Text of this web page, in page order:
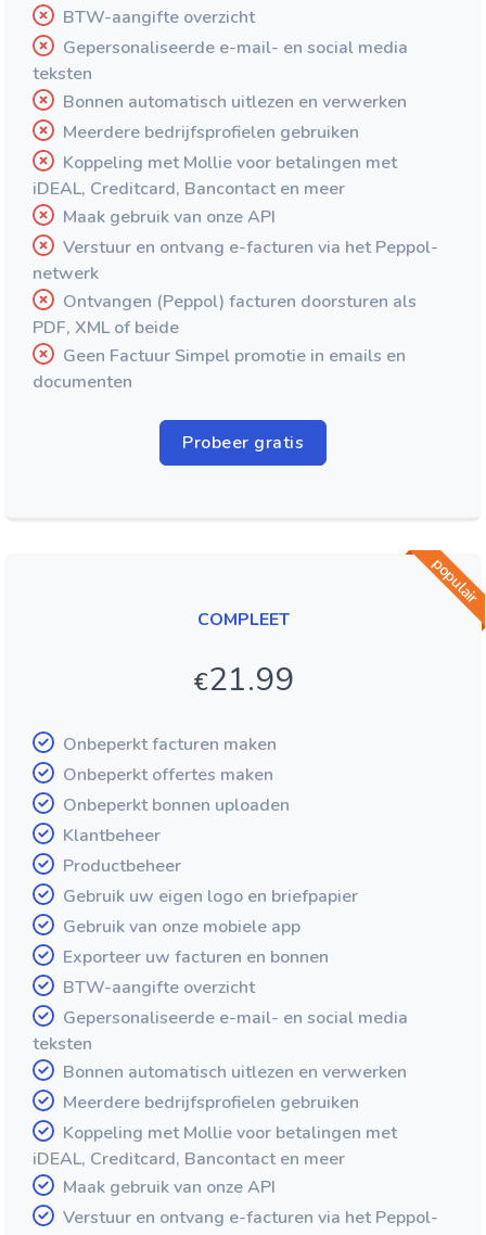
BTW-aangifte overzicht
Gepersonaliseerde e-mail- en social media
teksten
Bonnen automatisch uitlezen en verwerken
Meerdere bedrijfsprofielen gebruiken
Koppeling met Mollie voor betalingen met
iDEAL, Creditcard, Bancontact en meer
Maak gebruik van onze API
Verstuur en ontvang e-facturen via het Peppol-
netwerk
Ontvangen (Peppol) facturen doorsturen als
PDF, XML of beide
Geen Factuur Simpel promotie in emails en
documenten
Probeer gratis
populair
COMPLEET
€21.99
Onbeperkt facturen maken
Onbeperkt offertes maken
Onbeperkt bonnen uploaden
Klantbeheer
Productbeheer
Gebruik uw eigen logo en briefpapier
Gebruik van onze mobiele app
Exporteer uw facturen en bonnen
BTW-aangifte overzicht
Gepersonaliseerde e-mail- en social media
teksten
Bonnen automatisch uitlezen en verwerken
Meerdere bedrijfsprofielen gebruiken
Koppeling met Mollie voor betalingen met
iDEAL, Creditcard, Bancontact en meer
Maak gebruik van onze API
Verstuur en ontvang e-facturen via het Peppol-